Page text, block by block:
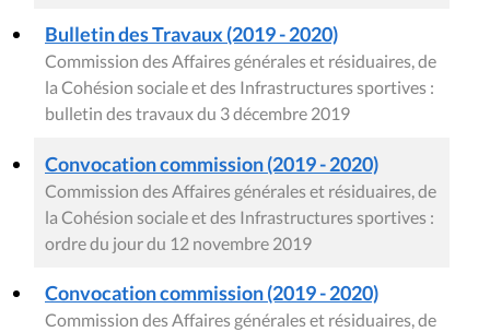
Bulletin des Travaux (2019 - 2020)
Commission des Affaires générales et résiduaires, de
la Cohésion sociale et des Infrastructures sportives :
bulletin des travaux du 3 décembre 2019
Convocation commission (2019 - 2020)
Commission des Affaires générales et résiduaires, de
la Cohésion sociale et des Infrastructures sportives :
ordre du jour du 12 novembre 2019
Convocation commission (2019 - 2020)
Commission des Affaires générales et résiduaires, de